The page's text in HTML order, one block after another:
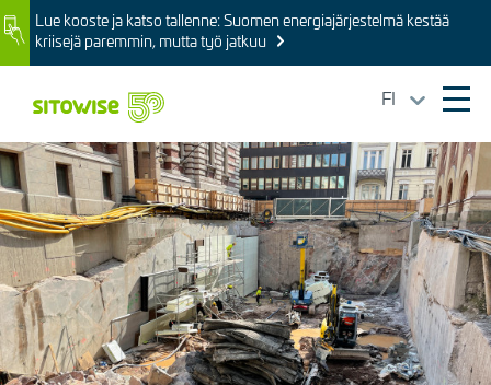
Skip
to
main
ImageLue kooste ja katso tallenne: Suomen energiajärjestelmä kestää
kriisejä paremmin, mutta työ jatkuu
FI
Kuva